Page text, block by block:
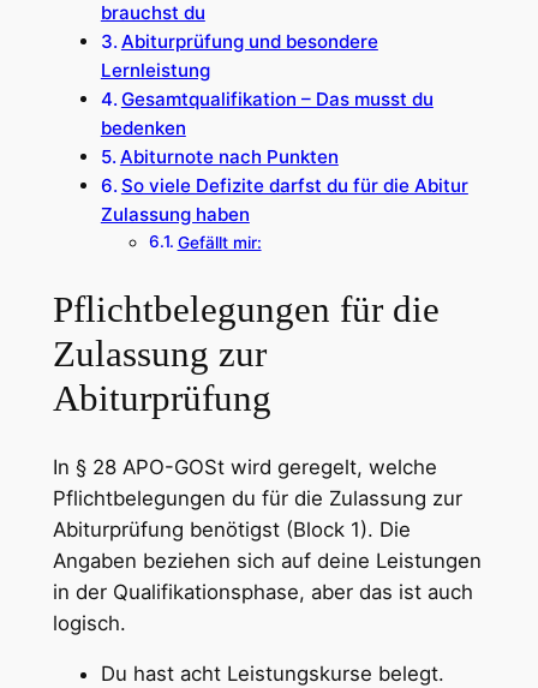
brauchst du
Abiturprüfung und besondere
Lernleistung
Gesamtqualifikation – Das musst du
bedenken
Abiturnote nach Punkten
So viele Defizite darfst du für die Abitur
Zulassung haben
Gefällt mir:
Pflichtbelegungen für die
Zulassung zur
Abiturprüfung
In § 28 APO-GOSt wird geregelt, welche
Pflichtbelegungen du für die Zulassung zur
Abiturprüfung benötigst (Block 1). Die
Angaben beziehen sich auf deine Leistungen
in der Qualifikationsphase, aber das ist auch
logisch.
Du hast acht Leistungskurse belegt.